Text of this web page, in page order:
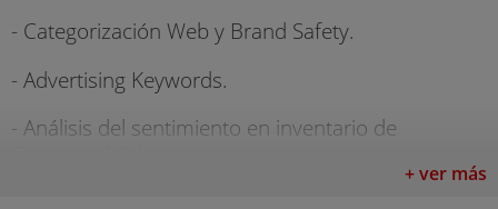
- Categorización Web y Brand Safety.
- Advertising Keywords.
- Análisis del sentimiento en inventario de
+ ver más